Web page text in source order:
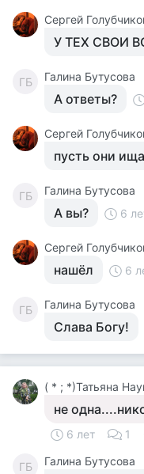
Сергей
У ТЕХ СВОИ
ГБ Галина Бутусова
А ответы?
Сергей
пусть они
ГБ Галина Бутусова
А вы? 6
Сергей
нашёл 6
ГБ Галина Бутусова
Слава Богу!
( * ; *)Татьяна
не
6 лет 1
ГБ Галина Бутусова